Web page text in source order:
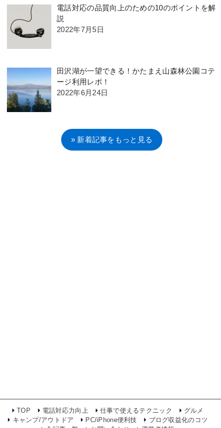
電話対応の品質向上のための10のポイントを解
説
2022年7月5日
田沢湖が一望できる！かたまえ山森林公園コテ
ージ利用レポ！
2022年6月24日
» 新着記事をもっと見る
TOP 電話対応力向上 仕事で使えるテクニック
グルメ
キャンプ/アウトドア
PC/iPhone便利技
ブログ収益化のコツ